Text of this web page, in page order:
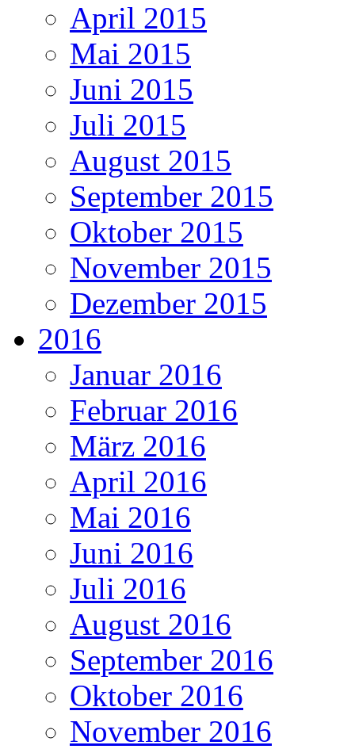
April 2015
Mai 2015
Juni 2015
Juli 2015
August 2015
September 2015
Oktober 2015
November 2015
Dezember 2015
2016
Januar 2016
Februar 2016
März 2016
April 2016
Mai 2016
Juni 2016
Juli 2016
August 2016
September 2016
Oktober 2016
November 2016